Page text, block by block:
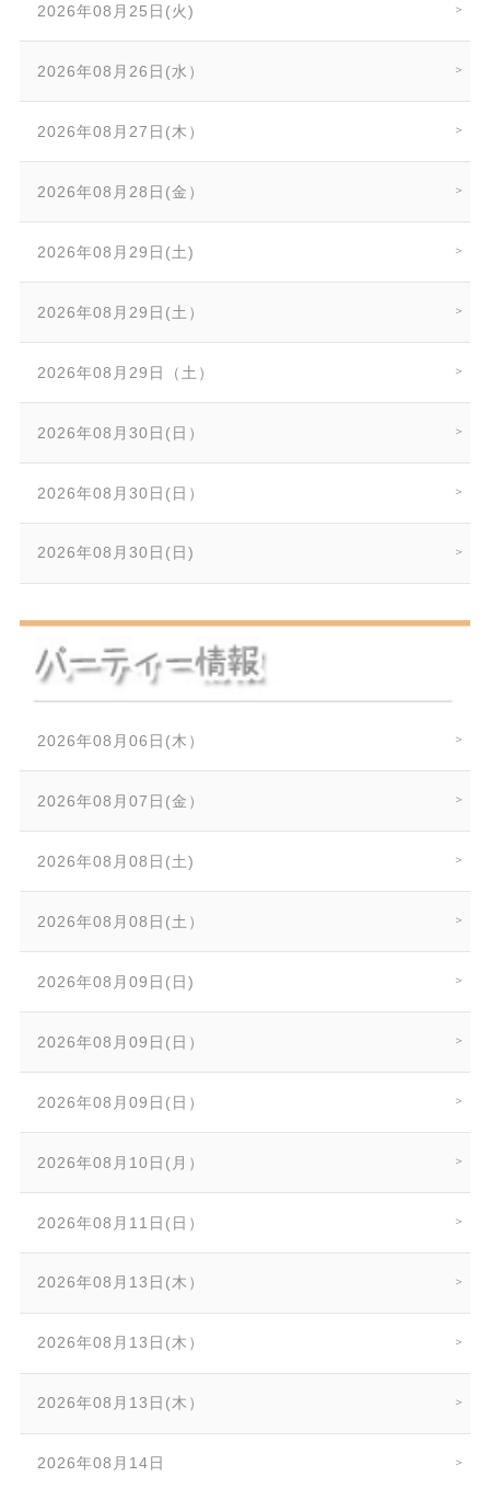
2026年08月25日(火)
2026年08月26日(水）
2026年08月27日(木）
2026年08月28日(金）
2026年08月29日(土)
2026年08月29日(土）
2026年08月29日（土）
2026年08月30日(日）
2026年08月30日(日）
2026年08月30日(日)
2026年08月06日(木）
2026年08月07日(金）
2026年08月08日(土)
2026年08月08日(土）
2026年08月09日(日)
2026年08月09日(日）
2026年08月09日(日）
2026年08月10日(月）
2026年08月11日(日）
2026年08月13日(木）
2026年08月13日(木）
2026年08月13日(木）
2026年08月14日